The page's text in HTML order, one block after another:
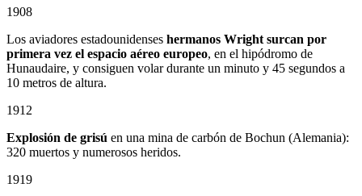
1908
Los aviadores estadounidenses hermanos Wright surcan por
primera vez el espacio aéreo europeo, en el hipódromo de
Hunaudaire, y consiguen volar durante un minuto y 45 segundos a
10 metros de altura.
1912
Explosión de grisú en una mina de carbón de Bochun (Alemania):
320 muertos y numerosos heridos.
1919